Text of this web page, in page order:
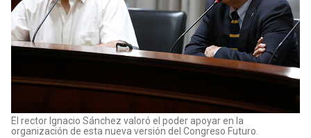
El rector Ignacio Sánchez valoró el poder apoyar en la
organización de esta nueva versión del Congreso Futuro.